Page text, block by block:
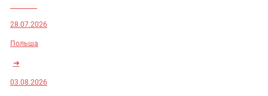
28.07.2026
Польша
➜
03.08.2026